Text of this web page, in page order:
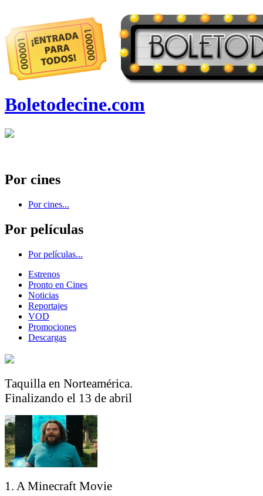
Boletodecine.com
Por cines
Por cines...
Por películas
Por películas...
Estrenos
Pronto en Cines
Noticias
Reportajes
VOD
Promociones
Descargas
Taquilla en Norteamérica.
Finalizando el 13 de abril
1. A Minecraft Movie